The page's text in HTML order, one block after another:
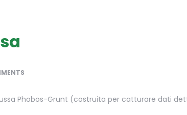
Phobos-Grunt (costruita per catturare dati